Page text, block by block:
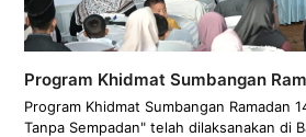
Program Khidmat Sumbangan
Program Khidmat Sumbangan Ramadan
Tanpa Sempadan" telah dilaksanakan di